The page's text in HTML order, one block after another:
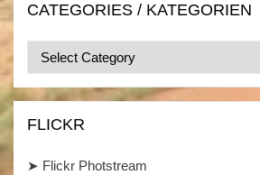
CATEGORIES / KATEGORIEN
Categories
/
Kategorien
FLICKR
➤ Flickr Photstream